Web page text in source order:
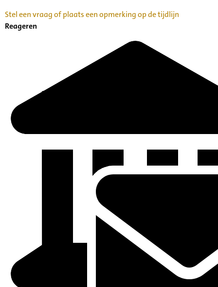
Stel een vraag of plaats een opmerking op de tijdlijn
Reageren